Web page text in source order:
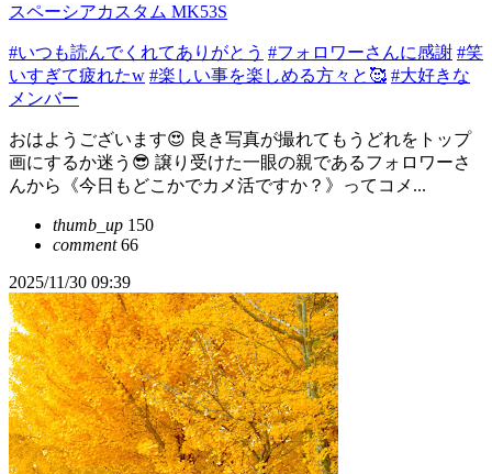
スペーシアカスタム MK53S
#いつも読んでくれてありがとう #フォロワーさんに感謝 #笑
いすぎて疲れたw #楽しい事を楽しめる方々と🥰 #大好きな
メンバー
おはようございます😍 良き写真が撮れてもうどれをトップ
画にするか迷う😎 譲り受けた一眼の親であるフォロワーさ
んから《今日もどこかでカメ活ですか？》ってコメ...
thumb_up 150
comment66
2025/11/30 09:39